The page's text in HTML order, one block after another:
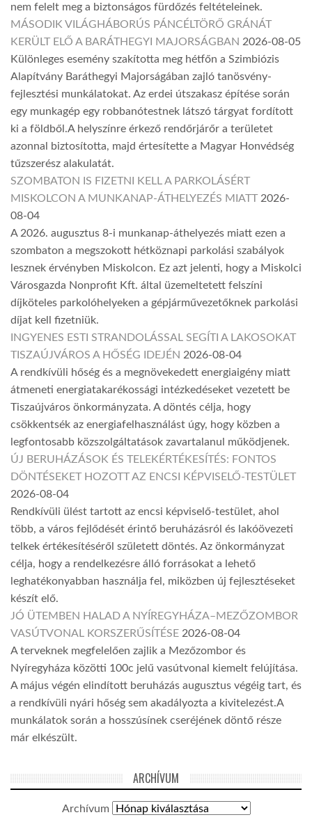
nem felelt meg a biztonságos fürdőzés feltételeinek.
MÁSODIK VILÁGHÁBORÚS PÁNCÉLTÖRŐ GRÁNÁT
KERÜLT ELŐ A BARÁTHEGYI MAJORSÁGBAN 2026-08-05
Különleges esemény szakította meg hétfőn a Szimbiózis
Alapítvány Baráthegyi Majorságában zajló tanösvény-
fejlesztési munkálatokat. Az erdei útszakasz építése során
egy munkagép egy robbanótestnek látszó tárgyat fordított
ki a földből.A helyszínre érkező rendőrjárőr a területet
azonnal biztosította, majd értesítette a Magyar Honvédség
tűzszerész alakulatát.
SZOMBATON IS FIZETNI KELL A PARKOLÁSÉRT
MISKOLCON A MUNKANAP-ÁTHELYEZÉS MIATT 2026-
08-04
A 2026. augusztus 8-i munkanap-áthelyezés miatt ezen a
szombaton a megszokott hétköznapi parkolási szabályok
lesznek érvényben Miskolcon. Ez azt jelenti, hogy a Miskolci
Városgazda Nonprofit Kft. által üzemeltetett felszíni
díjköteles parkolóhelyeken a gépjárművezetőknek parkolási
díjat kell fizetniük.
INGYENES ESTI STRANDOLÁSSAL SEGÍTI A LAKOSOKAT
TISZAÚJVÁROS A HŐSÉG IDEJÉN 2026-08-04
A rendkívüli hőség és a megnövekedett energiaigény miatt
átmeneti energiatakarékossági intézkedéseket vezetett be
Tiszaújváros önkormányzata. A döntés célja, hogy
csökkentsék az energiafelhasználást úgy, hogy közben a
legfontosabb közszolgáltatások zavartalanul működjenek.
ÚJ BERUHÁZÁSOK ÉS TELEKÉRTÉKESÍTÉS: FONTOS
DÖNTÉSEKET HOZOTT AZ ENCSI KÉPVISELŐ-TESTÜLET
2026-08-04
Rendkívüli ülést tartott az encsi képviselő-testület, ahol
több, a város fejlődését érintő beruházásról és lakóövezeti
telkek értékesítéséről született döntés. Az önkormányzat
célja, hogy a rendelkezésre álló forrásokat a lehető
leghatékonyabban használja fel, miközben új fejlesztéseket
készít elő.
JÓ ÜTEMBEN HALAD A NYÍREGYHÁZA–MEZŐZOMBOR
VASÚTVONAL KORSZERŰSÍTÉSE 2026-08-04
A terveknek megfelelően zajlik a Mezőzombor és
Nyíregyháza közötti 100c jelű vasútvonal kiemelt felújítása.
A május végén elindított beruházás augusztus végéig tart, és
a rendkívüli nyári hőség sem akadályozta a kivitelezést.A
munkálatok során a hosszúsínek cseréjének döntő része
már elkészült.
ARCHÍVUM
Archívum